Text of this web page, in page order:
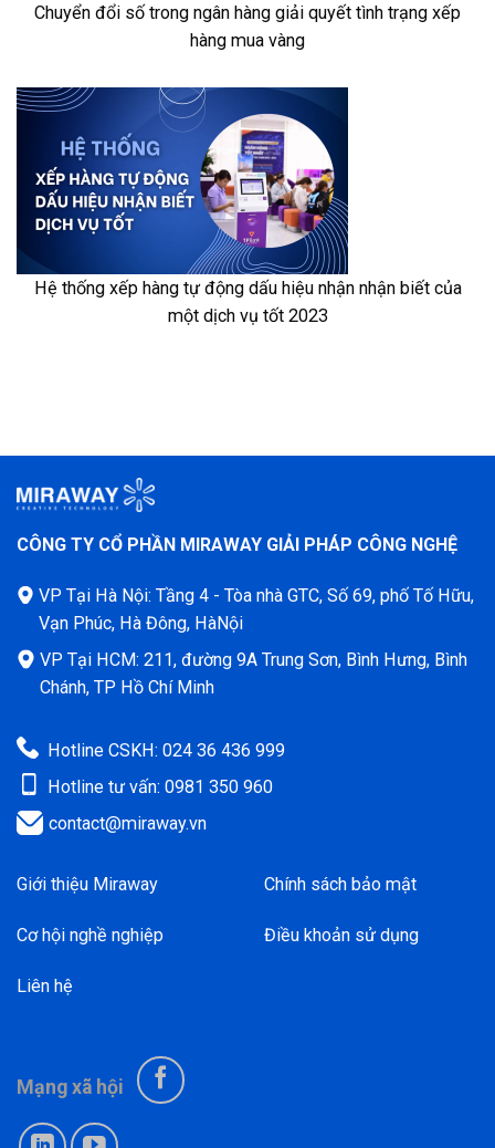
Chuyển đổi số trong ngân hàng giải quyết tình trạng xếp
hàng mua vàng
Hệ thống xếp hàng tự động dấu hiệu nhận nhận biết của
một dịch vụ tốt 2023
CÔNG TY CỔ PHẦN MIRAWAY GIẢI PHÁP CÔNG NGHỆ
VP Tại Hà Nội: Tầng 4 - Tòa nhà GTC, Số 69, phố Tố Hữu,
Vạn Phúc, Hà Đông, HàNội
VP Tại HCM: 211, đường 9A Trung Sơn, Bình Hưng, Bình
Chánh, TP Hồ Chí Minh
Hotline CSKH: 024 36 436 999
Hotline tư vấn: 0981 350 960
contact@miraway.vn
Giới thiệu Miraway
Cơ hội nghề nghiệp
Liên hệ
Chính sách bảo mật
Điều khoản sử dụng
Mạng xã hội